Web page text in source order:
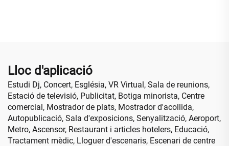
Lloc d'aplicació
Estudi Dj, Concert, Església, VR Virtual, Sala de reunions,
Estació de televisió, Publicitat, Botiga minorista, Centre
comercial, Mostrador de plats, Mostrador d'acollida,
Autopublicació, Sala d'exposicions, Senyalització, Aeroport,
Metro, Ascensor, Restaurant i articles hotelers, Educació,
Tractament mèdic, Lloguer d'escenaris, Escenari de centre